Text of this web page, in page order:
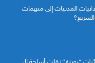
المدنيات إلى متهمات